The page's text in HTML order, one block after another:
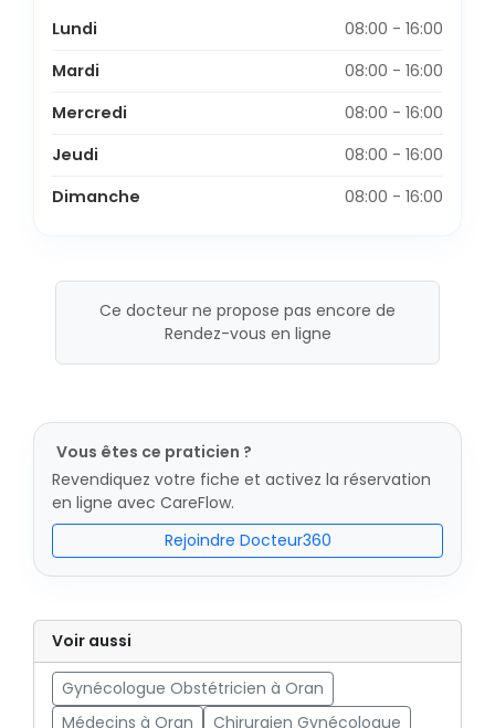
Lundi
08:00 - 16:00
Mardi
08:00 - 16:00
Mercredi
08:00 - 16:00
Jeudi
08:00 - 16:00
Dimanche
08:00 - 16:00
Ce docteur ne propose pas encore de
Rendez-vous en ligne
Vous êtes ce praticien ?
Revendiquez votre fiche et activez la réservation
en ligne avec CareFlow.
Rejoindre Docteur360
Voir aussi
Gynécologue Obstétricien à Oran
Médecins à Oran
Chirurgien Gynécologue